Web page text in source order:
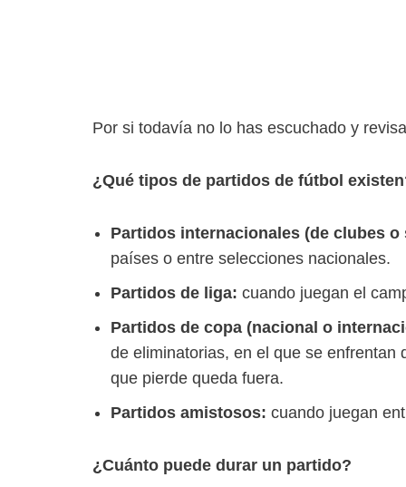
Por si todavía no lo has escuchado y
¿Qué tipos de partidos de fútbol
Partidos internacionales (de clubes
países o entre selecciones nacionales.
Partidos de liga: cuando juegan el
Partidos de copa (nacional o
de eliminatorias, en el que se enfrentan
que pierde queda fuera.
Partidos amistosos: cuando juegan
¿Cuánto puede durar un partido?